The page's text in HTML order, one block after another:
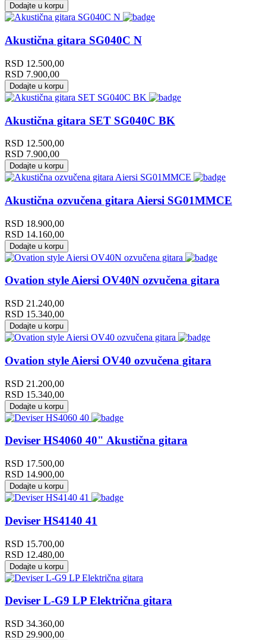
Dodajte u korpu
Akustična gitara SG040C N
RSD 12.500,00
RSD 7.900,00
Dodajte u korpu
Akustična gitara SET SG040C BK
RSD 12.500,00
RSD 7.900,00
Dodajte u korpu
Akustična ozvučena gitara Aiersi SG01MMCE
RSD 18.900,00
RSD 14.160,00
Dodajte u korpu
Ovation style Aiersi OV40N ozvučena gitara
RSD 21.240,00
RSD 15.340,00
Dodajte u korpu
Ovation style Aiersi OV40 ozvučena gitara
RSD 21.200,00
RSD 15.340,00
Dodajte u korpu
Deviser HS4060 40" Akustična gitara
RSD 17.500,00
RSD 14.900,00
Dodajte u korpu
Deviser HS4140 41
RSD 15.700,00
RSD 12.480,00
Dodajte u korpu
Deviser L-G9 LP Električna gitara
RSD 34.360,00
RSD 29.900,00